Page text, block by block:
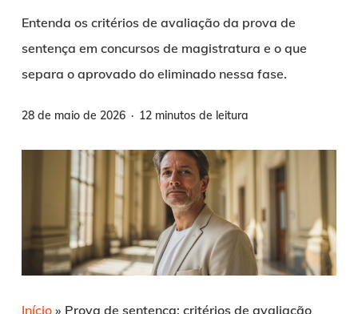
Entenda os critérios de avaliação da prova de
sentença em concursos de magistratura e o que
separa o aprovado do eliminado nessa fase.
28 de maio de 2026 12 minutos de leitura
Início» Prova de sentença: critérios de avaliação